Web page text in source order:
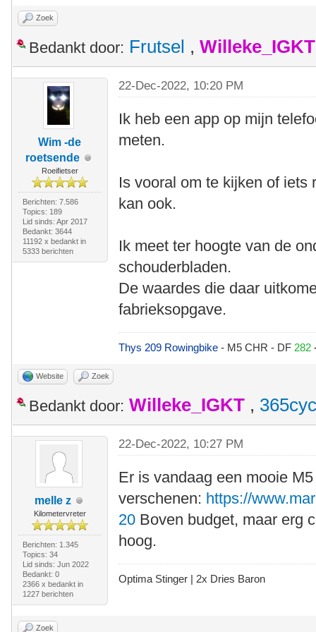
Zoek
Bedankt door: Frutsel , Willeke_IGKT
Wim -de
roetsende
Roeifietser
Berichten: 7.586
Topics: 189
Lid sinds: Apr 2017
Bedankt: 3644
11192 x bedankt in
5333 berichten
22-Dec-2022, 10:20 PM
Ik heb een app op mijn
meten.
Is vooral om te kijken of iets
kan ook.
Ik meet ter hoogte van de
schouderbladen.
De waardes die daar
fabrieksopgave.
Thys 209 Rowingbike- M5 CHR - DF 282
Website Zoek
Bedankt door: Willeke_IGKT ,
melle z
Kilometervreter
Berichten: 1.345
Topics: 34
Lid sinds: Jun 2022
Bedankt: 0
2366 x bedankt in
1227 berichten
22-Dec-2022, 10:27 PM
Er is vandaag een mooie
verschenen: https://
20 Boven budget, maar erg
hoog.
Optima Stinger | 2x Dries Baron
Zoek